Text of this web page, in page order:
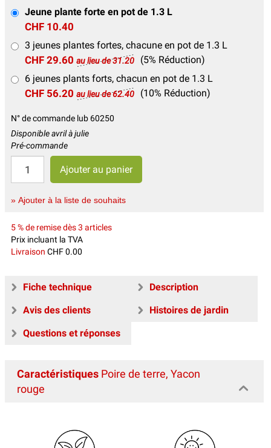
Jeune plante forte en pot de 1.3 L
CHF 10.40
3 jeunes plantes fortes, chacune en pot de 1.3 L
CHF 29.60 au lieu de 31.20
(5% Réduction)
6 jeunes plants forts, chacun en pot de 1.3 L
CHF 56.20 au lieu de 62.40 (10% Réduction)
N° de commande lub 60250
Disponible avril à julie
Pré-commande
» Ajouter à la liste de souhaits
5 % de remise dès 3 articles
Prix incluant la TVA
Livraison CHF 0.00
Fiche technique
Description
Avis des clients
Histoires de jardin
Questions et réponses
Caractéristiques Poire de terre, Yacon
rouge